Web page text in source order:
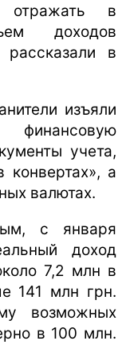
отражать в
доходов
рассказали в
изъяли
финансовую
учета,
конвертах», а
валютах.
с января
доход
7,2 млн в
141 млн грн.
возможных
в 100 млн.